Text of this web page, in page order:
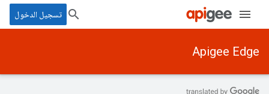
تسجيل الدخول
Apigee Edge